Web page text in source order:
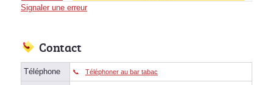
Signaler une erreur
Contact
Téléphone Téléphoner au bar tabac